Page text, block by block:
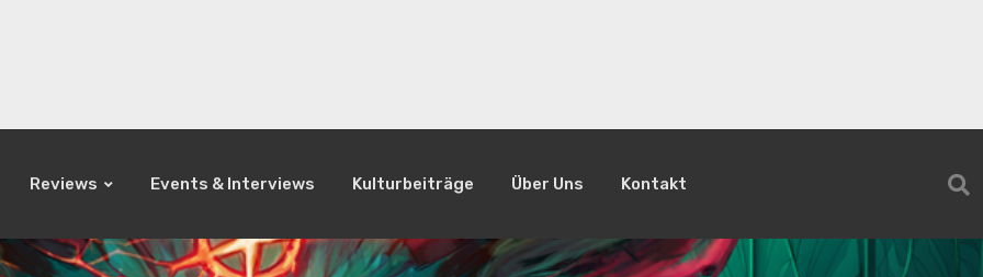
Reviews Events & Interviews Kulturbeiträge Über Uns Kontakt